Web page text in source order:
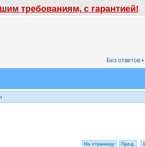
требованиям, с гарантией!
Без ответов •
На страницу Пред. 1